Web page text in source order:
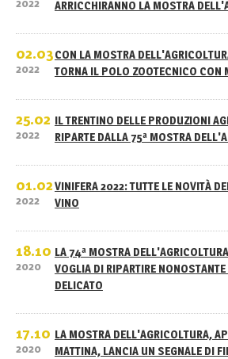
2022
ARRICCHIRANNO LA MOSTRA
02.03
2022
CON LA MOSTRA
TORNA IL POLO ZOOTECNICO CON
25.02
2022
IL TRENTINO DELLE PRODUZIONI
RIPARTE DALLA 75ª MOSTRA
01.02
2022
VINIFERA 2022: TUTTE LE NOVITÀ
VINO
18.10
2020
LA 74ª MOSTRA
VOGLIA DI RIPARTIRE
DELICATO
17.10
2020
LA MOSTRA DELL'AGRICOLTURA,
MATTINA, LANCIA UN SEGNALE DI